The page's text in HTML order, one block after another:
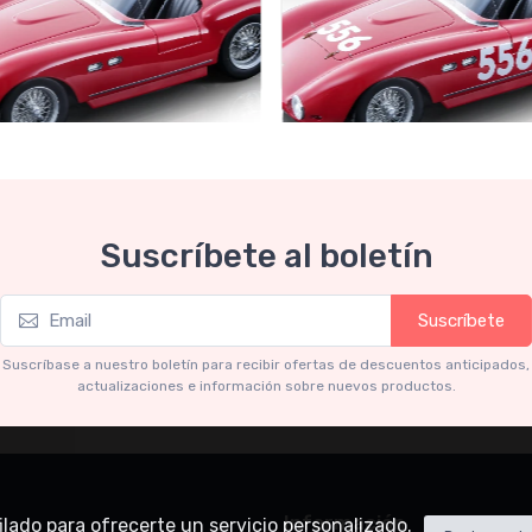
735S Autodromo Press
€239.90
Ferrari 735S - 166 MM
Miglia 1954 car #556 Driver:
€239.90
Suscríbete al boletín
Suscríbete
Suscríbase a nuestro boletín para recibir ofertas de descuentos anticipados,
actualizaciones e información sobre nuevos productos.
Información
para ofrecerte un servicio personalizado.